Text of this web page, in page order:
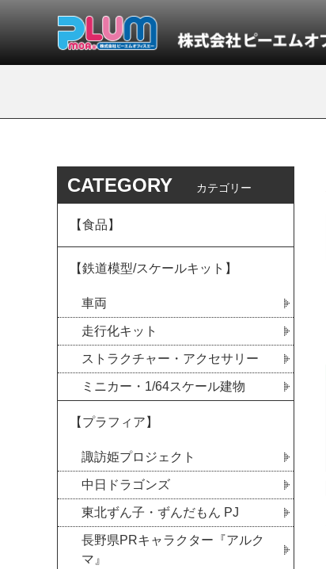
CATEGORY カテゴリー
【食品】
【鉄道模型/スケールキット】
車両
走行化キット
ストラクチャー・アクセサリー
ミニカー・1/64スケール建物
【プラフィア】
諏訪姫プロジェクト
中日ドラゴンズ
東北ずん子・ずんだもん PJ
長野県PRキャラクター『アルク
マ』